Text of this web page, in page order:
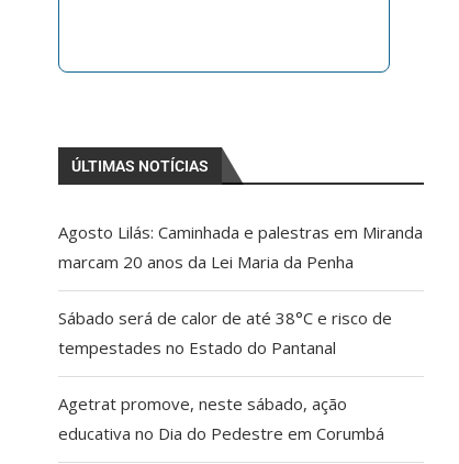
ÚLTIMAS NOTÍCIAS
Agosto Lilás: Caminhada e palestras em Miranda
marcam 20 anos da Lei Maria da Penha
Sábado será de calor de até 38°C e risco de
tempestades no Estado do Pantanal
Agetrat promove, neste sábado, ação
educativa no Dia do Pedestre em Corumbá